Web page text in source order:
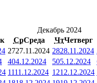
Декабрь 2024
СрСреда ЧтЧетверг
2727.11.2024 2828.11.2024
404.12.2024 505.12.2024
1111.12.2024 1212.12.2024